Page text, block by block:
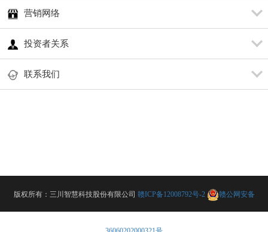
营销网络
投资者关系
联系我们
版权所有：三川智慧科技股份有限公司 赣ICP备12008792号-2 赣公网安备